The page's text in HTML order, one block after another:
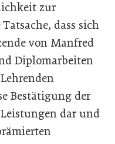
zur
dass sich
von Manfred
Diplomarbeiten
Bestätigung der
dar und